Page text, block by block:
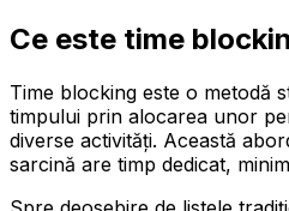
Ce este time
Time blocking este o metodă
timpului prin alocarea unor
diverse activități. Această
sarcină are timp dedicat,